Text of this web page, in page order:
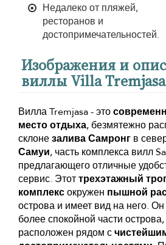
Недалеко от пляжей,
ресторанов и
достопримечательностей.
Изображения и
виллы Villa Tremjasa
Вилла Tremjasa - это
место отдыха, безмятежно
склонезалива Самронг в
Самуи, часть комплекса вилл
предлагающего отличные
сервис. Этоттрехэтажный
комплексокружен пышной
острова и имеет вид на него.
более спокойной части
расположен рядом с